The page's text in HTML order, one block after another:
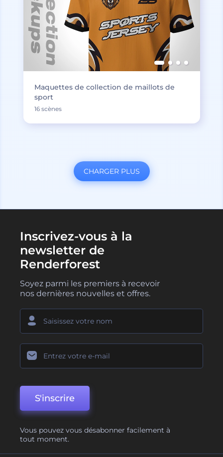
Maquettes de collection de maillots de
sport
16 scènes
CHARGER PLUS
Inscrivez-vous à la
newsletter de
Renderforest
Soyez parmi les premiers à recevoir
nos dernières nouvelles et offres.
S'inscrire
Vous pouvez vous désabonner facilement à
tout moment.